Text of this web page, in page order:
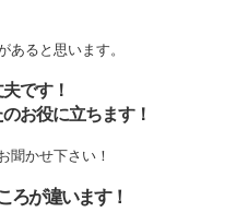
あると思います。
です！
お役に立ちます！
聞かせ下さい！
ろが違います！